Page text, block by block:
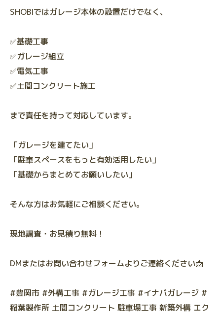
SHOBIではガレージ本体の設置だけでなく、
✅基礎工事
✅ガレージ組立
✅電気工事
✅土間コンクリート施工
まで責任を持って対応しています。
「ガレージを建てたい」
「駐車スペースをもっと有効活用したい」
「基礎からまとめてお願いしたい」
そんな方はお気軽にご相談ください。
現地調査・お見積り無料！
DMまたはお問い合わせフォームよりご連絡ください📩
#豊岡市 #外構工事 #ガレージ工事 #イナバガレージ #
稲葉製作所 土間コンクリート 駐車場工事 新築外構 エク